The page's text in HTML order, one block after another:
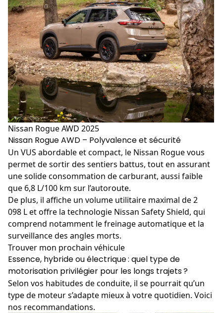
Nissan Rogue AWD 2025
Nissan Rogue AWD – Polyvalence et sécurité
Un VUS abordable et compact, le Nissan Roguevous
permet de sortir des sentiers battus, tout en assurant
une solide consommation de carburant, aussi faible
que 6,8 L/100 km sur l’autoroute.
De plus, il affiche un volume utilitaire maximal de 2
098 L et offre la technologie Nissan Safety Shield, qui
comprend notamment le freinage automatique et la
surveillance des angles morts.
Trouver mon prochain véhicule
Essence, hybride ou électrique : quel type de
motorisation privilégier pour les longs trajets ?
Selon vos habitudes de conduite, il se pourrait qu’un
type de moteur s’adapte mieux à votre quotidien. Voici
nos recommandations.